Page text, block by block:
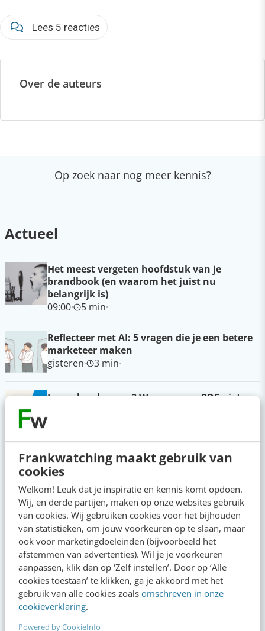
Frankwatching maakt gebruik van
cookies
Welkom! Leuk dat je inspiratie en kennis komt opdoen.
Wij, en derde partijen, maken op onze websites gebruik
van cookies. Wij gebruiken cookies voor het bijhouden
van statistieken, om jouw voorkeuren op te slaan, maar
ook voor marketingdoeleinden (bijvoorbeeld het
afstemmen van advertenties). Wil je je voorkeuren
aanpassen, klik dan op ‘Zelf instellen’. Door op ‘Alle
cookies toestaan’ te klikken, ga je akkoord met het
gebruik van alle cookies zoals omschreven in onze
cookieverklaring.
Powered by CookieInfo
Lees 5 reacties
Over de auteurs
Op zoek naar nog meer kennis?
Actueel
Het meest vergeten hoofdstuk van je
brandbook (en waarom het juist nu
belangrijk is)
09:00· 5 min·
Reflecteer met AI: 5 vragen die je een betere
marketeer maken
gisteren· 3 min·
Je merk opleveren? Waarom een PDF niet
Geef structuur aan je content met een
contentbibliotheek [5 stappen]
7 aug 2026
“Bedrijven die stevig staan in hun waarden
komen deze geopolitieke storm het beste
door” [podcast]
6 aug 2026· 3 min·
Populair
Je ‘sterke merk’ overleeft geen kwartier met een